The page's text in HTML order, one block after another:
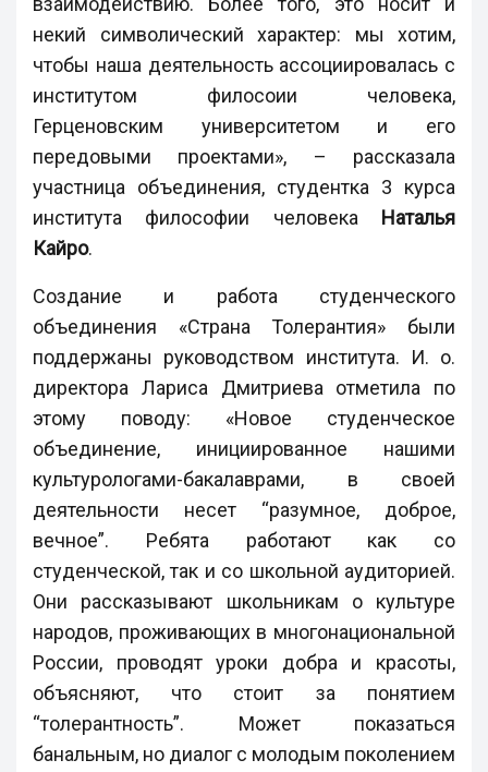
некий символический характер: мы хотим,
чтобы наша деятельность ассоциировалась с
институтом филосоии человека,
Герценовским университетом и его
передовыми проектами», – рассказала
участница объединения, студентка 3 курса
института философии человека Наталья
Кайро.
Создание и работа студенческого
объединения «Страна Толерантия» были
поддержаны руководством института. И. о.
директора Лариса Дмитриева отметила по
этому поводу: «Новое студенческое
объединение, инициированное нашими
культурологами-бакалаврами, в своей
деятельности несет “разумное, доброе,
вечное”. Ребята работают как со
студенческой, так и со школьной аудиторией.
Они рассказывают школьникам о культуре
народов, проживающих в многонациональной
России, проводят уроки добра и красоты,
объясняют, что стоит за понятием
“толерантность”. Может показаться
банальным, но диалог с молодым поколением